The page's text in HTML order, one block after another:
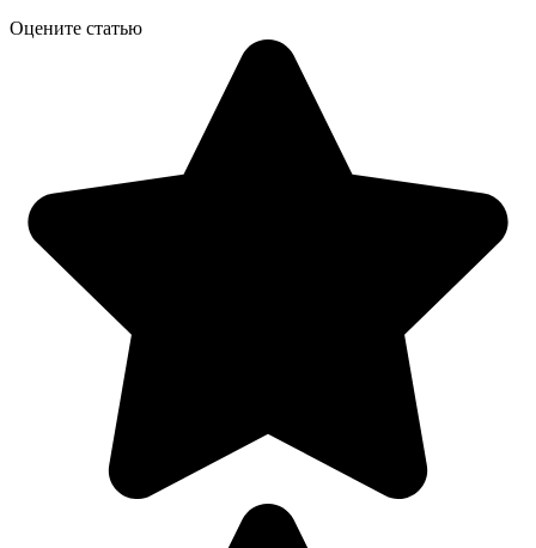
Оцените статью